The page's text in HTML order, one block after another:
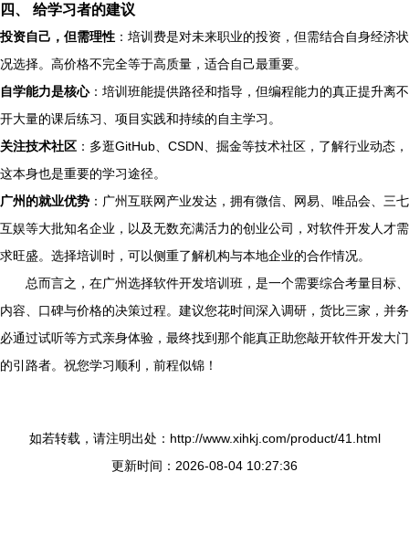
四、 给学习者的建议
投资自己，但需理性 ：培训费是对未来职业的投资，但需结合自身经济状
况选择。高价格不完全等于高质量，适合自己最重要。
自学能力是核心：培训班能提供路径和指导，但编程能力的真正提升离不
开大量的课后练习、项目实践和持续的自主学习。
关注技术社区 ：多逛GitHub、CSDN、掘金等技术社区，了解行业动态，
这本身也是重要的学习途径。
广州的就业优势 ：广州互联网产业发达，拥有微信、网易、唯品会、三七
互娱等大批知名企业，以及无数充满活力的创业公司，对软件开发人才需
求旺盛。选择培训时，可以侧重了解机构与本地企业的合作情况。
总而言之，在广州选择软件开发培训班，是一个需要综合考量目标、
内容、口碑与价格的决策过程。建议您花时间深入调研，货比三家，并务
必通过试听等方式亲身体验，最终找到那个能真正助您敲开软件开发大门
的引路者。祝您学习顺利，前程似锦！
如若转载，请注明出处：http://www.xihkj.com/product/41.html
更新时间：2026-08-04 10:27:36